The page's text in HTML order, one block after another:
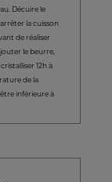
Décuire le
la cuisson
de réaliser
le beurre,
12h à
de la
inférieure à